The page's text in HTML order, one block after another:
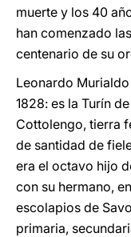
muerte y los 40
han comenzado
centenario de su
Leonardo
1828: es la Turín
Cottolengo, tierra
de santidad de
era el octavo hijo
con su hermano,
escolapios de
primaria,